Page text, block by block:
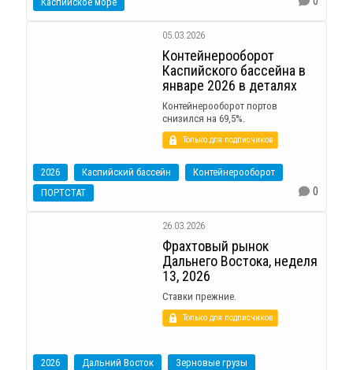
05.03.2026
Контейнерооборот
Каспийского бассейна в
январе 2026 в деталях
Контейнерооборот портов
снизился на 69,5%.
Только для подписчиков
2026 Каспийский бассейн
Контейнерооборот
ПОРТСТАТ
0
26.03.2026
Фрахтовый рынок
Дальнего Востока, неделя
13, 2026
Ставки прежние.
Только для подписчиков
2026 Дальний Восток
Зерновые грузы